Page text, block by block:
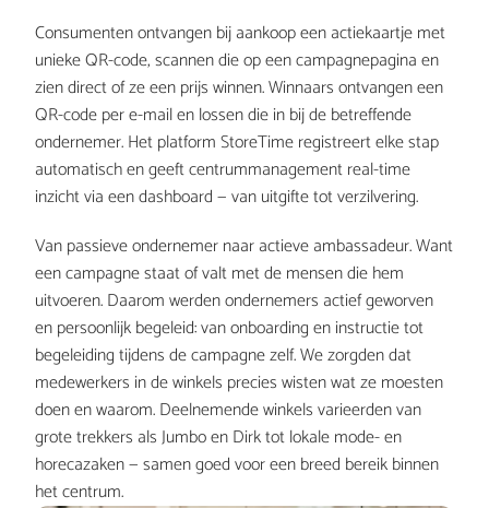
Consumenten ontvangen bij aankoop een actiekaartje met
unieke QR-code, scannen die op een campagnepagina en
zien direct of ze een prijs winnen. Winnaars ontvangen een
QR-code per e-mail en lossen die in bij de betreffende
ondernemer. Het platform StoreTime registreert elke stap
automatisch en geeft centrummanagement real-time
inzicht via een dashboard — van uitgifte tot verzilvering.
Van passieve ondernemer naar actieve ambassadeur. Want
een campagne staat of valt met de mensen die hem
uitvoeren. Daarom werden ondernemers actief geworven
en persoonlijk begeleid: van onboarding en instructie tot
begeleiding tijdens de campagne zelf. We zorgden dat
medewerkers in de winkels precies wisten wat ze moesten
doen en waarom. Deelnemende winkels varieerden van
grote trekkers als Jumbo en Dirk tot lokale mode- en
horecazaken — samen goed voor een breed bereik binnen
het centrum.